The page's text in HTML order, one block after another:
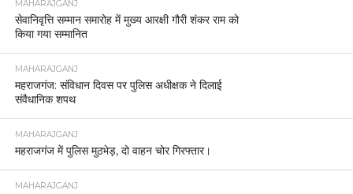
MAHARAJGANJ
सेवानिवृत्ति सम्मान समारोह में मुख्य आरक्षी गौरी शंकर राम को
किया गया सम्मानित
MAHARAJGANJ
महराजगंज: संविधान दिवस पर पुलिस अधीक्षक ने दिलाई
संवैधानिक शपथ
MAHARAJGANJ
महराजगंज में पुलिस मुठभेड़, दो वाहन चोर गिरफ्तार।
MAHARAJGANJ